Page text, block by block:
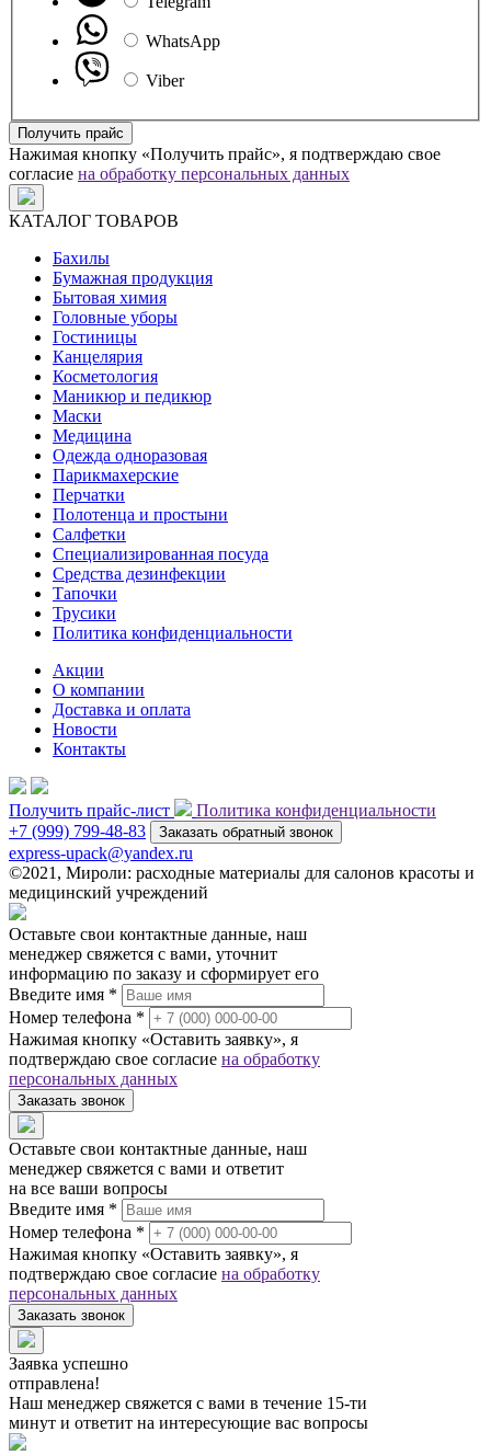
WhatsApp
Viber
Получить прайс
Нажимая кнопку «Получить прайс», я подтверждаю свое
согласие на обработку персональных данных
КАТАЛОГ ТОВАРОВ
Бахилы
Бумажная продукция
Бытовая химия
Головные уборы
Гостиницы
Канцелярия
Косметология
Маникюр и педикюр
Маски
Медицина
Одежда одноразовая
Парикмахерские
Перчатки
Полотенца и простыни
Салфетки
Специализированная посуда
Средства дезинфекции
Тапочки
Трусики
Политика конфиденциальности
Акции
О компании
Доставка и оплата
Новости
Контакты
Получить прайс-лист
Политика конфиденциальности
+7 (999) 799-48-83
Заказать обратный звонок
express-upack@yandex.ru
©2021, Мироли: расходные материалы для салонов красоты и
медицинский учреждений
Оставьте свои контактные данные, наш
менеджер свяжется с вами, уточнит
информацию по заказу и сформирует его
Введите имя *
Номер телефона *
Нажимая кнопку «Оставить заявку», я
подтверждаю свое согласие на обработку
персональных данных
Заказать звонок
Оставьте свои контактные данные, наш
менеджер свяжется с вами и ответит
на все ваши вопросы
Введите имя *
Номер телефона *
Нажимая кнопку «Оставить заявку», я
подтверждаю свое согласие на обработку
персональных данных
Заказать звонок
Заявка успешно
отправлена!
Наш менеджер свяжется с вами в течение 15-ти
минут и ответит на интересующие вас вопросы